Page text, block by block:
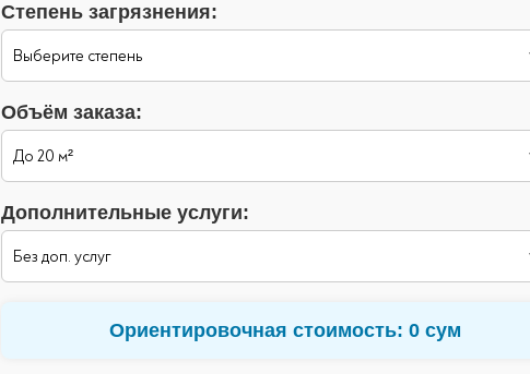
Степень загрязнения:
Объём заказа:
Дополнительные услуги:
Ориентировочная стоимость: 0 сум